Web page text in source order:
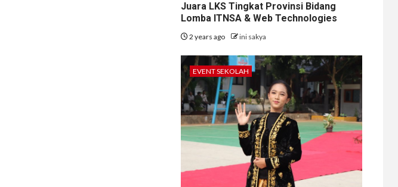
Juara LKS Tingkat Provinsi Bidang
Lomba ITNSA & Web Technologies
2 years ago ini sakya
EVENT SEKOLAH